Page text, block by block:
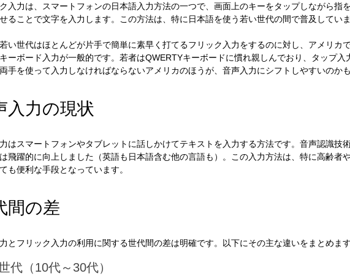
入力は、スマートフォンの日本語入力方法の一つで、画面上のキーをタップしながら指
ることで文字を入力します。この方法は、特に日本語を使う若い世代の間で普及してい
い世代はほとんどが片手で簡単に素早く打てるフリック入力をするのに対し、アメリカ
ーボード入力が一般的です。若者はQWERTYキーボードに慣れ親しんでおり、タップ入
手を使って入力しなければならないアメリカのほうが、音声入力にシフトしやすいのか
入力の現状
はスマートフォンやタブレットに話しかけてテキストを入力する方法です。音声認識技
飛躍的に向上しました（英語も日本語含む他の言語も）。この入力方法は、特に高齢者
も便利な手段となっています。
間の差
とフリック入力の利用に関する世代間の差は明確です。以下にその主な違いをまとめま
代（10代～30代）